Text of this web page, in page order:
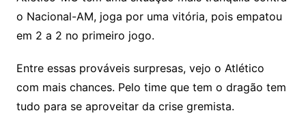
o Nacional-AM, joga por uma vitória, pois empatou
em 2 a 2 no primeiro jogo.
Entre essas prováveis surpresas, vejo o Atlético
com mais chances. Pelo time que tem o dragão tem
tudo para se aproveitar da crise gremista.